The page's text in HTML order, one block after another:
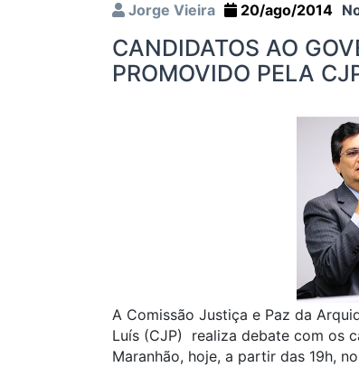
Jorge Vieira 20/ago/2014
CANDIDATOS AO
PROMOVIDO PELA
A Comissão Justiça e Paz da
Luís (CJP) realiza debate com os
Maranhão, hoje, a partir das 19h,